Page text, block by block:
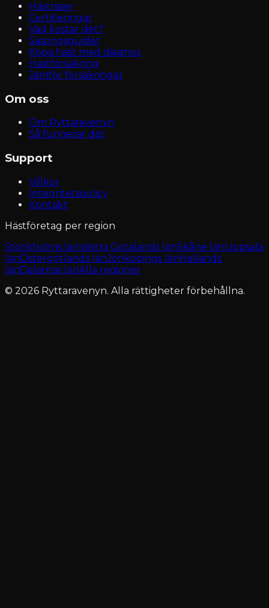
Hästraser
Certifieringar
Vad kostar det?
Säsongsguider
Köpa häst med diagnos
Hästförsäkring
Jämför försäkringar
Om oss
Om Ryttaravenyn
Så fungerar det
Support
Villkor
Integritetspolicy
Kontakt
Hästföretag per region
Stockholms länVästra Götalands länSkåne länUppsala
länÖstergötlands länJönköpings länHallands
länDalarnas länAlla regioner
© 2026 Ryttaravenyn. Alla rättigheter förbehållna.